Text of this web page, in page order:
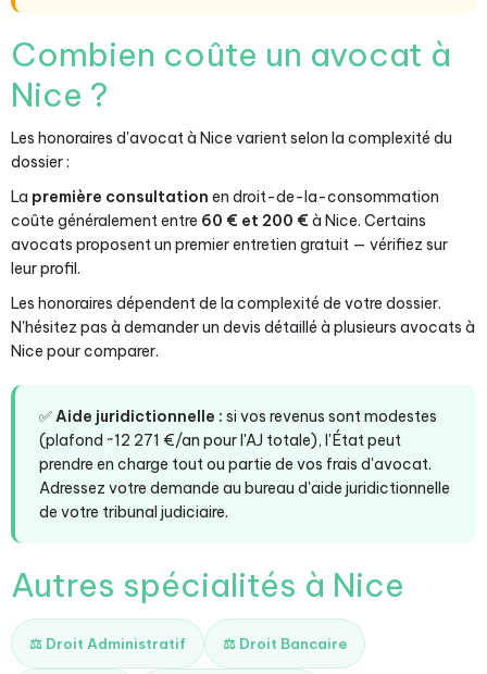
Combien coûte un avocat à
Nice ?
Les honoraires d'avocat à Nice varient selon la complexité du
dossier :
La première consultation en droit-de-la-consommation
coûte généralement entre 60 € et 200 € à Nice. Certains
avocats proposent un premier entretien gratuit — vérifiez sur
leur profil.
Les honoraires dépendent de la complexité de votre dossier.
N'hésitez pas à demander un devis détaillé à plusieurs avocats à
Nice pour comparer.
✅Aide juridictionnelle : si vos revenus sont modestes
(plafond ~12 271 €/an pour l'AJ totale), l'État peut
prendre en charge tout ou partie de vos frais d'avocat.
Adressez votre demande au bureau d'aide juridictionnelle
de votre tribunal judiciaire.
Autres spécialités à Nice
⚖️ Droit Administratif ⚖️ Droit Bancaire